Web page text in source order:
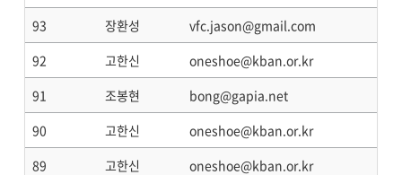
93
장환성 vfc.jason@gmail.com
92
고한신 oneshoe@kban.or.kr
91
조봉현 bong@gapia.net
90
고한신 oneshoe@kban.or.kr
89
고한신 oneshoe@kban.or.kr